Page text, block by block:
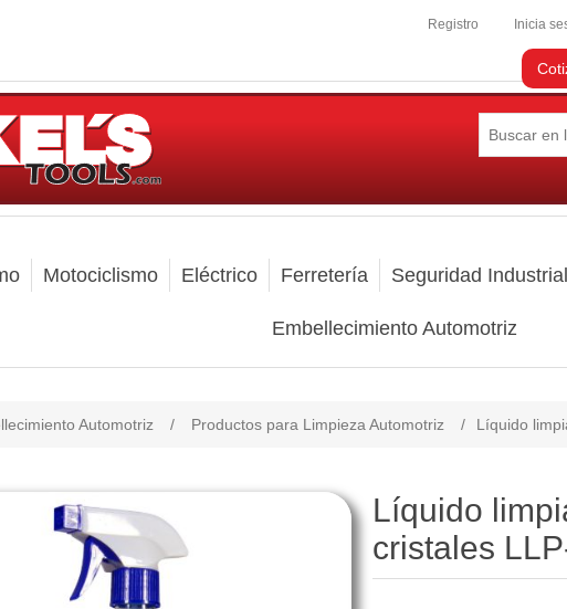
Registro Inicia
Motociclismo Eléctrico Ferretería Seguridad Industrial
Embellecimiento Automotriz
Automotriz / Productos para Limpieza Automotriz / Líquido
Líquido
cristales